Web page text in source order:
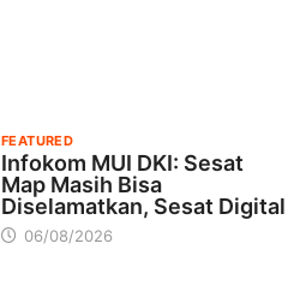
FEATURED
Infokom MUI DKI: Sesat
Map Masih Bisa
Diselamatkan, Sesat Digital
06/08/2026